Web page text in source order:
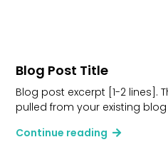
Blog Post Title
Blog post excerpt [1-2 lines].
pulled from your existing
Continue reading